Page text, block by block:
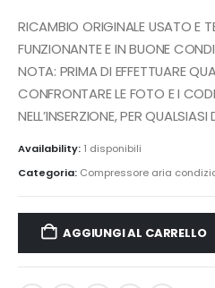
RICAMBIO ORIGINALE USATO E
FUNZIONANTE E IN BUONE
NOTA: PRIMA DI EFFETTUARE
CONFRONTARE LE FOTO E I
NELL’INSERZIONE, PER
Availability: 1 disponibili
Categoria: Compressore aria
AGGIUNGI AL CARRELLO